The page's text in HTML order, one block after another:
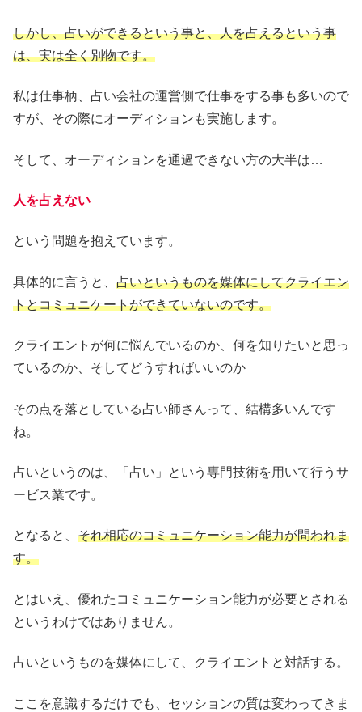
しかし、占いができるという事と、人を占えるという事
は、実は全く別物です。
私は仕事柄、占い会社の運営側で仕事をする事も多いので
すが、その際にオーディションも実施します。
そして、オーディションを通過できない方の大半は…
人を占えない
という問題を抱えています。
具体的に言うと、 占いというものを媒体にしてクライエン
トとコミュニケートができていないのです。
クライエントが何に悩んでいるのか、何を知りたいと思っ
ているのか、そしてどうすればいいのか
その点を落としている占い師さんって、結構多いんです
ね。
占いというのは、「占い」という専門技術を用いて行うサ
ービス業です。
となると、 それ相応のコミュニケーション能力が問われま
す。
とはいえ、優れたコミュニケーション能力が必要とされる
というわけではありません。
占いというものを媒体にして、クライエントと対話する。
ここを意識するだけでも、セッションの質は変わってきま